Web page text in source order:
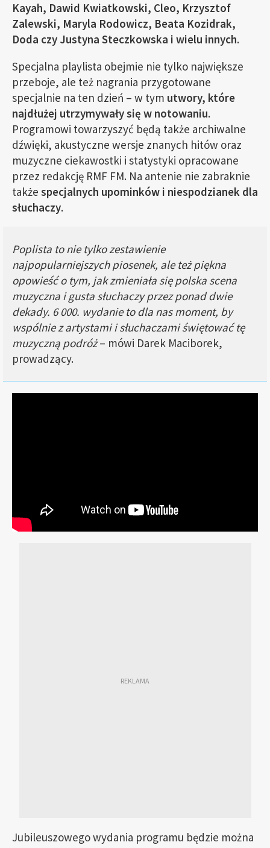
Kayah, Dawid Kwiatkowski, Cleo, Krzysztof
Zalewski, Maryla Rodowicz, Beata Kozidrak,
Doda czy Justyna Steczkowska i wielu innych.
Specjalna playlista obejmie nie tylko największe
przeboje, ale też nagrania przygotowane
specjalnie na ten dzień – w tym utwory, które
najdłużej utrzymywały się w notowaniu.
Programowi towarzyszyć będą także archiwalne
dźwięki, akustyczne wersje znanych hitów oraz
muzyczne ciekawostki i statystyki opracowane
przez redakcję RMF FM. Na antenie nie zabraknie
także specjalnych upominków i niespodzianek dla
słuchaczy.
Poplista to nie tylko zestawienie
najpopularniejszych piosenek, ale też piękna
opowieść o tym, jak zmieniała się polska scena
muzyczna i gusta słuchaczy przez ponad dwie
dekady. 6 000. wydanie to dla nas moment, by
wspólnie z artystami i słuchaczami świętować tę
muzyczną podróż– mówi Darek Maciborek,
prowadzący.
Jubileuszowego wydania programu będzie można